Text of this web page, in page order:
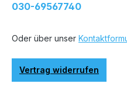
030-69567740
Oder über unser
Vertrag widerrufen